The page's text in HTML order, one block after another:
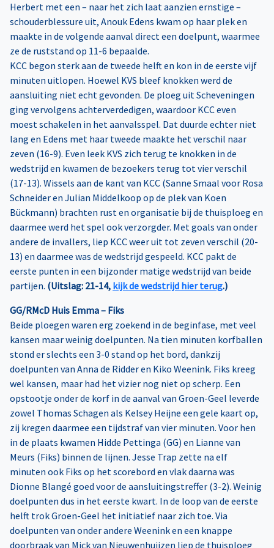
Herbert met een – naar het zich laat aanzien ernstige –
schouderblessure uit, Anouk Edens kwam op haar plek en
maakte in de volgende aanval direct een doelpunt, waarmee
ze de ruststand op 11-6 bepaalde.
KCC begon sterk aan de tweede helft en kon in de eerste vijf
minuten uitlopen. Hoewel KVS bleef knokken werd de
aansluiting niet echt gevonden. De ploeg uit Scheveningen
ging vervolgens achterverdedigen, waardoor KCC even
moest schakelen in het aanvalsspel. Dat duurde echter niet
lang en Edens met haar tweede maakte het verschil naar
zeven (16-9). Even leek KVS zich terug te knokken in de
wedstrijd en kwamen de bezoekers terug tot vier verschil
(17-13). Wissels aan de kant van KCC (Sanne Smaal voor Rosa
Schneider en Julian Middelkoop op de plek van Koen
Bückmann) brachten rust en organisatie bij de thuisploeg en
daarmee werd het spel ook verzorgder. Met goals van onder
andere de invallers, liep KCC weer uit tot zeven verschil (20-
13) en daarmee was de wedstrijd gespeeld. KCC pakt de
eerste punten in een bijzonder matige wedstrijd van beide
partijen. (Uitslag: 21-14, kijk de wedstrijd hier terug.)
GG/RMcD Huis Emma – Fiks
Beide ploegen waren erg zoekend in de beginfase, met veel
kansen maar weinig doelpunten. Na tien minuten korfballen
stond er slechts een 3-0 stand op het bord, dankzij
doelpunten van Anna de Ridder en Kiko Weenink. Fiks kreeg
wel kansen, maar had het vizier nog niet op scherp. Een
opstootje onder de korf in de aanval van Groen-Geel leverde
zowel Thomas Schagen als Kelsey Heijne een gele kaart op,
zij kregen daarmee een tijdstraf van vier minuten. Voor hen
in de plaats kwamen Hidde Pettinga (GG) en Lianne van
Meurs (Fiks) binnen de lijnen. Jesse Trap zette na elf
minuten ook Fiks op het scorebord en vlak daarna was
Dionne Blangé goed voor de aansluitingstreffer (3-2). Weinig
doelpunten dus in het eerste kwart. In de loop van de eerste
helft trok Groen-Geel het initiatief naar zich toe. Via
doelpunten van onder andere Weenink en een knappe
doorbraak van Mick van Nieuwenhuijzen liep de thuisploeg